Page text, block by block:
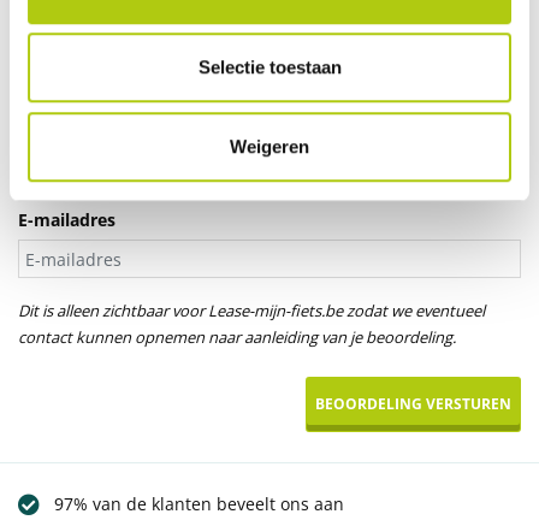
Selectie toestaan
Weigeren
Aanspreektitel *
Uw naam
E-mailadres
Dit is alleen zichtbaar voor Lease-mijn-fiets.be zodat we eventueel
contact kunnen opnemen naar aanleiding van je beoordeling.
97% van de klanten beveelt ons aan